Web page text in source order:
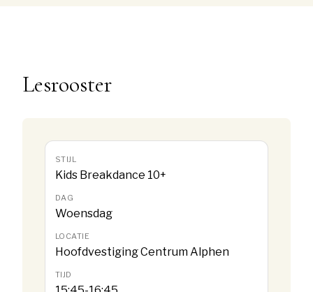
Lesrooster
Kids Breakdance 10+
Woensdag
Hoofdvestiging Centrum Alphen